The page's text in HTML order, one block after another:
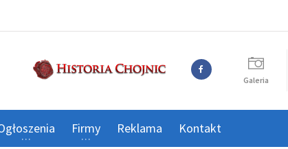
Galeria
Firmy Reklama Kontakt